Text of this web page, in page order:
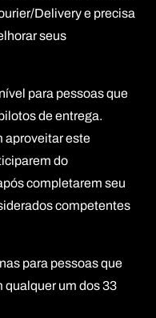
Delivery e precisa
seus
para pessoas que
de entrega.
aproveitar este
do
completarem seu
competentes
para pessoas que
qualquer um dos 33